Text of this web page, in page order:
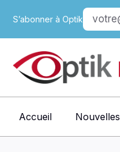
S’abonner à Optik
Accueil Nouvelles